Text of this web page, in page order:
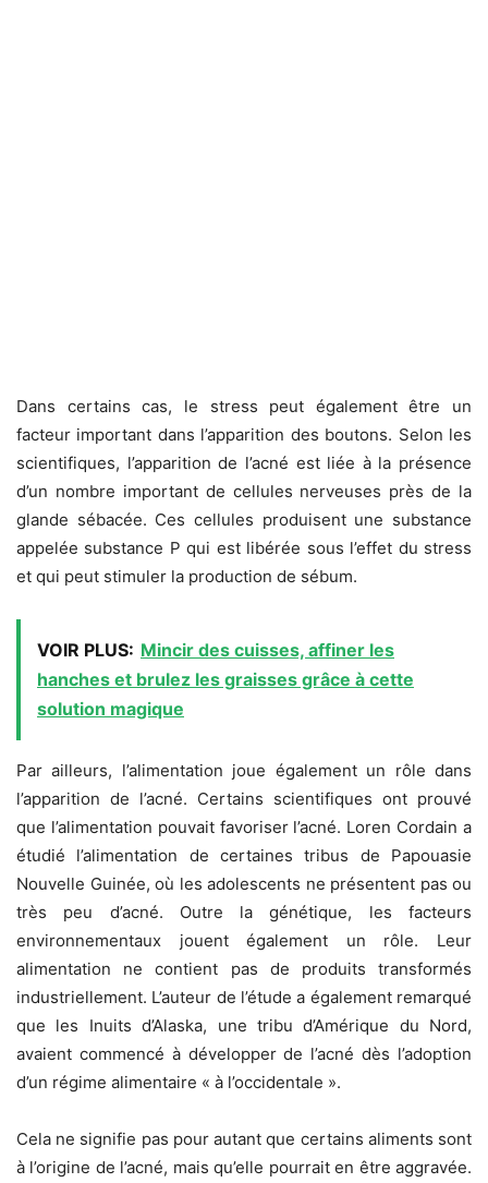
Dans certains cas, le stress peut également être un
facteur important dans l’apparition des boutons. Selon les
scientifiques, l’apparition de l’acné est liée à la présence
d’un nombre important de cellules nerveuses près de la
glande sébacée. Ces cellules produisent une substance
appelée substance P qui est libérée sous l’effet du stress
et qui peut stimuler la production de sébum.
VOIR PLUS: Mincir des cuisses, affiner les
hanches et brulez les graisses grâce à cette
solution magique
Par ailleurs, l’alimentation joue également un rôle dans
l’apparition de l’acné. Certains scientifiques ont prouvé
que l’alimentation pouvait favoriser l’acné. Loren Cordain a
étudié l’alimentation de certaines tribus de Papouasie
Nouvelle Guinée, où les adolescents ne présentent pas ou
très peu d’acné. Outre la génétique, les facteurs
environnementaux jouent également un rôle. Leur
alimentation ne contient pas de produits transformés
industriellement. L’auteur de l’étude a également remarqué
que les Inuits d’Alaska, une tribu d’Amérique du Nord,
avaient commencé à développer de l’acné dès l’adoption
d’un régime alimentaire « à l’occidentale ».
Cela ne signifie pas pour autant que certains aliments sont
à l’origine de l’acné, mais qu’elle pourrait en être aggravée.